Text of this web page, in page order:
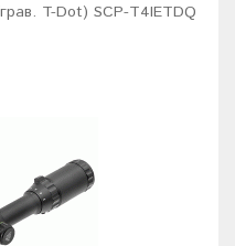
T-Dot) SCP-T4IETDQ